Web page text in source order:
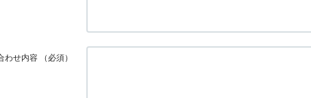
わせ内容 （必須）